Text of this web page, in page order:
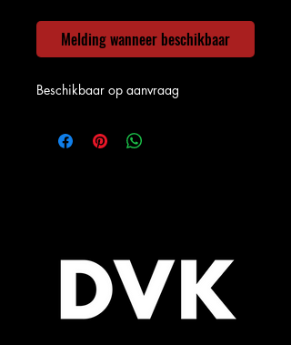
Melding wanneer beschikbaar
Beschikbaar op aanvraag